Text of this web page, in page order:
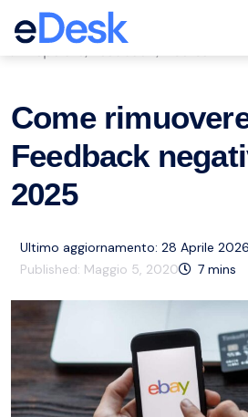
eCommerce Support Central
Come
Feedback
2025
Ultimo aggiornamento: 28 Aprile 2026
Published: Maggio 5, 2020 7 mins